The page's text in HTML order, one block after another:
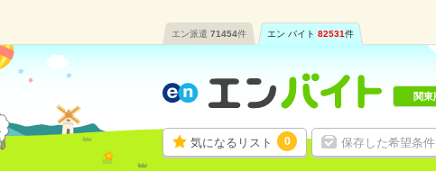
エン派遣 71454件 エン バイト 82531件
気になるリスト 0 保存した希望条件
関東